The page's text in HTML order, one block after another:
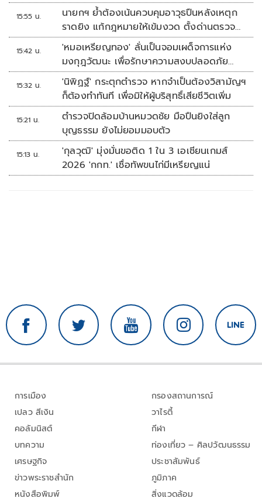
15:55 น.
นายกฯ ย้ำต้องเน้นควบคุมอาวุธปืนหลังเหตุก
ราดยิง แก้กฎหมายให้เข้มงวด ตั้งด่านตรวจ
เพิ่ม
15:42 น.
'หมอเหรียญทอง' ลั่นเป็นจอมเผด็จการแห่ง
มงกุฎวัฒนะ เพื่อรักษาความสงบปลอดภัย
ภายในรพ.
15:32 น.
'นิพิฏฐ์' กระตุกตำรวจ หากจำเป็นต้องวิสามัญฯ
ก็ต้องทำทันที เพื่อมิให้ผู้บริสุทธิ์เสียชีวิตเพิ่ม
15:21 น.
ตำรวจปิดล้อมบ้านหมวดชัย มือปืนยิงใส่ลูก
บุญธรรม ยังไม่ยอมมอบตัว
15:13 น.
'กุลวุฒิ' มุ่งมั่นขอติด 1 ใน 3 เอเชียนเกมส์
2026 'กกท.' เชื่อทัพขนไก่มีเหรียญแน่
การเมือง
เปลว สีเงิน
คอลัมนิสต์
บทความ
เศรษฐกิจ
ข่าวพระราชสำนัก
หนังสือพิมพ์
กรองสถานการณ์
วาไรตี้
กีฬา
ท่องเที่ยว – ศิลปวัฒนธรรม
ประชาสัมพันธ์
ภูมิภาค
สิ่งแวดล้อม